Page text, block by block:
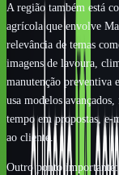
A região também está
agrícola que envolve
relevância de temas
imagens de lavoura,
manutenção preventiva
usa modelos
tempo em propostas,
ao cliente.
Outro ponto